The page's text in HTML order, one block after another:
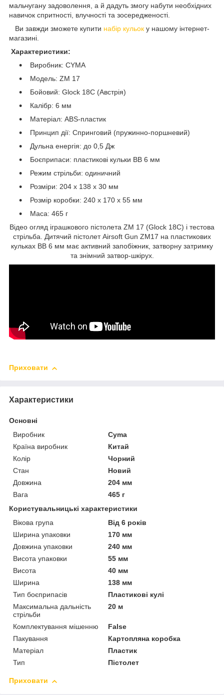
мальчугану задоволення, а й дадуть змогу набути необхідних
навичок спритності, влучності та зосередженості.
Ви завжди зможете купити набір кульок у нашому інтернет-
магазині.
Характеристики:
Виробник: CYMA
Модель: ZM 17
Бойовий: Glock 18C (Австрія)
Калібр: 6 мм
Матеріал: ABS-пластик
Принцип дії: Спринговий (пружинно-поршневий)
Дульна енергія: до 0,5 Дж
Боєприпаси: пластикові кульки BB 6 мм
Режим стрільби: одиничний
Розміри: 204 x 138 x 30 мм
Розмір коробки: 240 х 170 х 55 мм
Маса: 465 г
Відео огляд іграшкового пістолета ZM 17 (Glock 18C) і тестова
стрільба. Дитячий пістолет Airsoft Gun ZM17 на пластикових
кульках BB 6 мм має активний запобіжник, затворну затримку
та знімний затвор-шкірух.
Приховати
Характеристики
Основні
Виробник
Cyma
Країна виробник
Китай
Колір
Чорний
Стан
Новий
Довжина
204 мм
Вага
465 г
Користувальницькі характеристики
Вікова група
Від 6 років
Ширина упаковки
170 мм
Довжина упаковки
240 мм
Висота упаковки
55 мм
Висота
40 мм
Ширина
138 мм
Тип боєприпасів
Пластикові кулі
Максимальна дальність
стрільби
20 м
Комплектування мішенню
False
Пакування
Картопляна коробка
Матеріал
Пластик
Тип
Пістолет
Приховати